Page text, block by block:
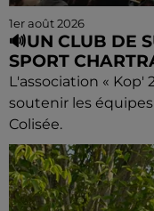
1er août 2026
🔊UN CLUB DE
SPORT
L'association « Kop'
soutenir les équipes
Colisée.